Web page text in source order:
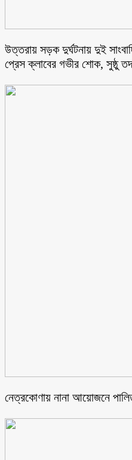
উত্তরায় সড়ক দুর্ঘটনায় দুই
প্রেস ক্লাবের গভীর শোক, সুষ্ঠু
নেত্রকোণায় নানা আয়োজনে